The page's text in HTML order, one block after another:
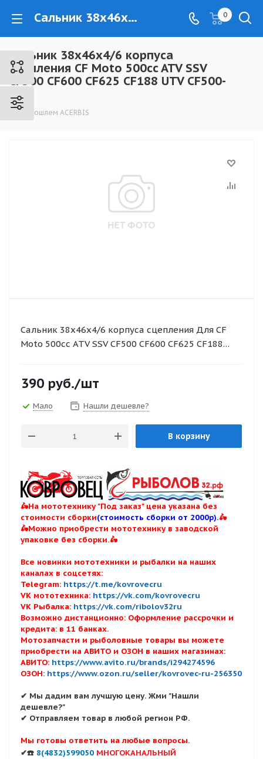
Сальник 38х46х4/6 корпуса сцепления CF Moto 500cc ATV SSV CF500 CF600 CF625 CF188 UTV CF500-3 CF - www.kovrovec.ru 0
Сальник 38х46х4/6 корпуса
сцепления CF Moto 500cc ATV SSV
CF500 CF600 CF625 CF188 UTV CF500-
3 CF
Мотошлем ACERBIS
Сальник 38х46х4/6 корпуса сцепления Для CF
Moto 500cc ATV SSV CF500 CF600 CF625 CF188
390 руб./шт
Мало Нашли дешевле?
В корзину
🛵На мототехнику "Под заказ" цена указана без
стоимости сборки(стоимость сборки от 2000р).🛵
🛵Можно приобрести мототехнику в заводской
упаковке без сборки.🛵
Все новинки мототехники и рыбалки на наших
каналах в соцсетях:
Telegram: https://t.me/kovrovecru
VK мототехника: https://vk.com/kovrovecru
VK Рыбалка: https://vk.com/ribolov32ru
Возможно дистанционно: Оформление рассрочки и
кредита: в 11 банках.
Мотозапчасти и рыболовные товары вы можете
приобрести на АВИТО и ОЗОН в наших магазинах:
АВИТО: https://www.avito.ru/brands/i294274596
ОЗОН: https://www.ozon.ru/seller/kovrovec-ru-256350
✔ Мы дадим вам лучшую цену. Жми "Нашли
дешевле?"
✔ Отправляем товар в любой регион РФ.
Мы готовы ответить на любые вопросы.
✔☎️ 8(4832)599050 МНОГОКАНАЛЬНЫЙ